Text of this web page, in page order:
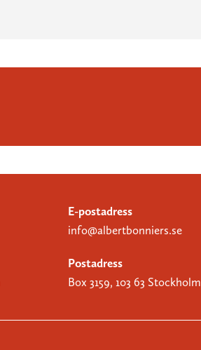
E-postadress
info@albertbonniers.se
Postadress
Box 3159, 103 63 Stockholm